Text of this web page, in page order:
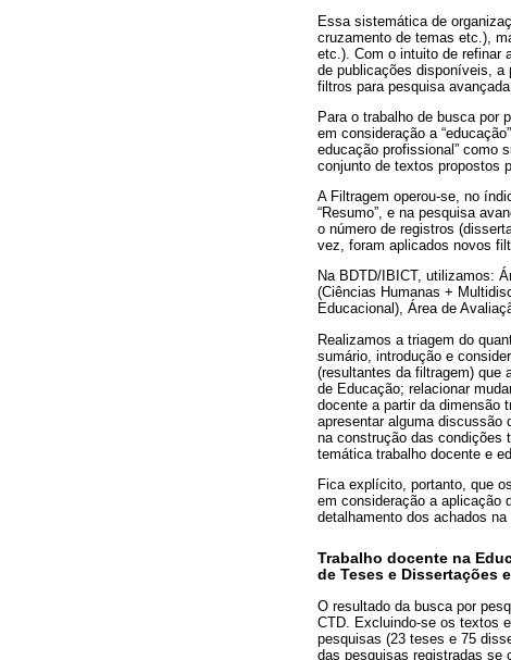
Essa sistemática de
cruzamento de temas etc.),
etc.). Com o intuito de refinar
de publicações disponíveis, a
filtros para pesquisa
Para o trabalho de busca por
em consideração a
educação profissional” como
conjunto de textos propostos
A Filtragem operou-se, no
“Resumo”, e na pesquisa
o número de registros
vez, foram aplicados novos
Na BDTD/IBICT, utilizamos:
(Ciências Humanas +
Educacional), Área de
Realizamos a triagem do
sumário, introdução e
(resultantes da filtragem) que
de Educação; relacionar
docente a partir da dimensão
apresentar alguma discussão
na construção das condições
temática trabalho docente e
Fica explícito, portanto, que
em consideração a aplicação
detalhamento dos achados na
Trabalho docente na
de Teses e Dissertações
O resultado da busca por
CTD. Excluindo-se os textos
pesquisas (23 teses e 75
das pesquisas registradas se